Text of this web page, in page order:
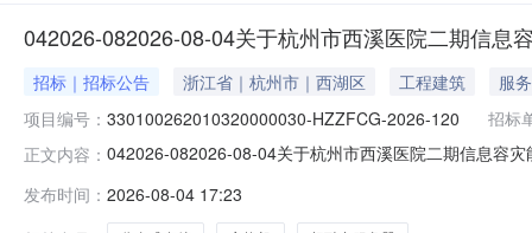
042026-082026-08-04关于杭州市西溪医院二期信息
招标｜招标公告 浙江省｜杭州市｜西湖区 工程建筑
服务
项目编号： 330100262010320000030-HZZFCG-2026-120 招标
正文内容： 042026-082026-08-04关于杭州市西溪医院二期信息容
（https://www.zcygov.cn/）（下载）招标文件，并于
发布时间： 2026-08-04 17:23